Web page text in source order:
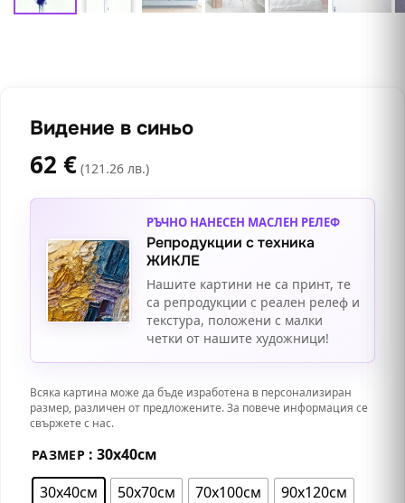
Видение в синьо
62 € (121.26 лв.)
РЪЧНО НАНЕСЕН МАСЛЕН РЕЛЕФ
Репродукции с техника
ЖИКЛЕ
Нашите картини не са принт, те
са репродукции с реален релеф и
текстура, положени с малки
четки от нашите художници!
Всяка картина може да бъде изработена в персонализиран
размер, различен от предложените. За повече информация се
свържете с нас.
РАЗМЕР : 30х40см
30х40см
50х70см 70х100см
90х120см